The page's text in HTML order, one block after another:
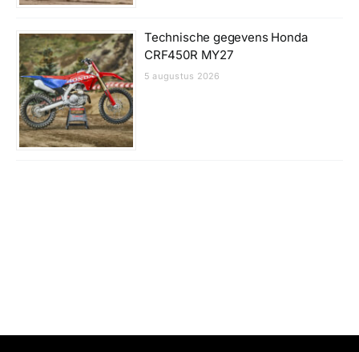
Technische gegevens Honda
CRF450R MY27
5 augustus 2026